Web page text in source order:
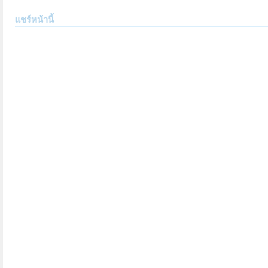
แชร์หน้านี้